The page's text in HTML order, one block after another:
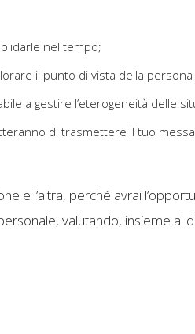
nel tempo;
il punto di vista della persona
a gestire l’eterogeneità delle
di trasmettere il tuo
e l’altra, perché avrai
valutando, insieme al